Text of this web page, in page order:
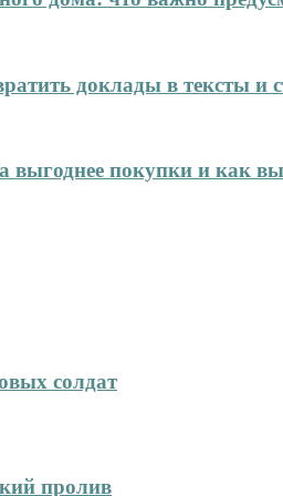
доклады в тексты и
выгоднее покупки и как
солдат
пролив